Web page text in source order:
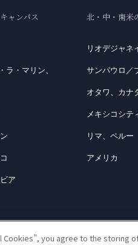
ャンパス
ラ・マリン、
ア
北・中・南米
リオデジャネ
サンパウロ／
オタワ、カナ
メキシコシテ
リマ、ペルー
アメリカ
Cookies”, you agree to the storing